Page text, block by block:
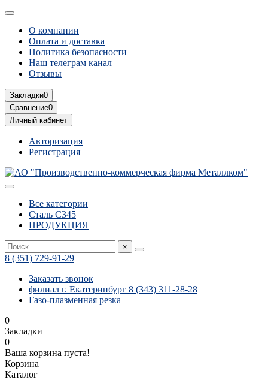
О компании
Оплата и доставка
Политика безопасности
Наш телеграм канал
Отзывы
Закладки0
Сравнение0
Личный кабинет
Авторизация
Регистрация
Все категории
Сталь С345
ПРОДУКЦИЯ
×
8 (351) 729-91-29
Заказать звонок
филиал г. Екатеринбург 8 (343) 311-28-28
Газо-плазменная резка
0
Закладки
0
Ваша корзина пуста!
Корзина
Каталог